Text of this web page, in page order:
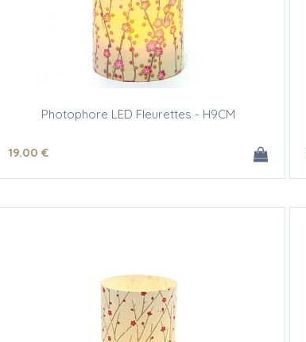
Photophore LED Fleurettes - H9CM
19.00 €